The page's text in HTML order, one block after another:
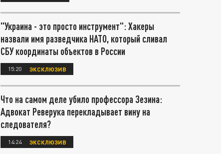
"Украина - это просто инструмент": Хакеры
назвали имя разведчика НАТО, который сливал
СБУ координаты объектов в России
15:20 ЭКСКЛЮЗИВ
Что на самом деле убило профессора Зезина:
Адвокат Реверука перекладывает вину на
следователя?
14:24 ЭКСКЛЮЗИВ